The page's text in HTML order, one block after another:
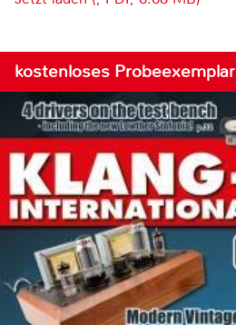
kostenloses Probeexemplar